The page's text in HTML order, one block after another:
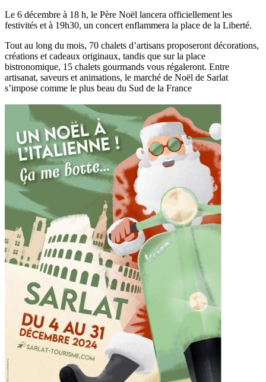
Le 6 décembre à 18 h, le Père Noël lancera officiellement les
festivités et à 19h30, un concert enflammera la place de la Liberté.
Tout au long du mois, 70 chalets d’artisans proposeront décorations,
créations et cadeaux originaux, tandis que sur la place
bistronomique, 15 chalets gourmands vous régaleront. Entre
artisanat, saveurs et animations, le marché de Noël de Sarlat
s’impose comme le plus beau du Sud de la France